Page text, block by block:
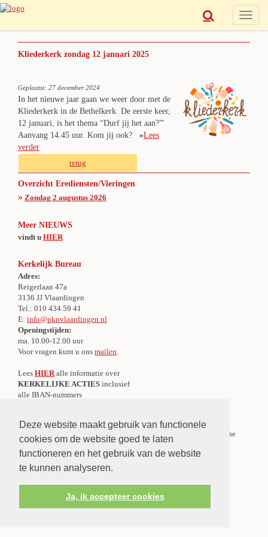
Deze website maakt gebruik van functionele
cookies om de website goed te laten
functioneren en het gebruik van de website
te kunnen analyseren.
Ja, ik accepteer cookies
Toggle
Kliederkerk zondag 12 januari 2025
Geplaatst: 27 december 2024
In het nieuwe jaar gaan we weer door met de
Kliederkerk in de Bethelkerk. De eerste keer,
12 januari, is het thema “Durf jij het aan?”'
Aanvang 14.45 uur. Kom jij ook? »Lees
verder
terug
Overzicht Erediensten/Vieringen
» Zondag 2 augustus 2026
Meer NIEUWS
vindt u HIER
Kerkelijk Bureau
Adres:
Reigerlaan 47a
3136 JJ Vlaardingen
Tel.: 010 434 59 41
E: info@pknvlaardingen.nl
Openingstijden:
ma. 10.00-12.00 uur
Voor vragen kunt u ons mailen.
Lees HIER alle informatie over
KERKELIJKE ACTIES inclusief
alle IBAN-nummers
Centraal Meldpunt Overlijden
Er is een Centraal Meldpunt Overlijden voor de gehele Protestantse
Gemeente te Vlaardingen.
» Lees verder